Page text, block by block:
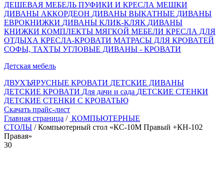
ДЕШЕВАЯ МЕБЕЛЬ ПУФИКИ И КРЕСЛА МЕШКИ
ДИВАНЫ АККОРДЕОН ДИВАНЫ ВЫКАТНЫЕ ДИВАНЫ
ЕВРОКНИЖКИ ДИВАНЫ КЛИК-КЛЯК ДИВАНЫ
КНИЖКИ КОМПЛЕКТЫ МЯГКОЙ МЕБЕЛИ КРЕСЛА ДЛЯ
ОТДЫХА КРЕСЛА-КРОВАТИ МАТРАСЫ ДЛЯ КРОВАТЕЙ
СОФЫ, ТАХТЫ УГЛОВЫЕ ДИВАНЫ - КРОВАТИ
Детская мебель
ДВУХЪЯРУСНЫЕ КРОВАТИ ДЕТСКИЕ ДИВАНЫ
ДЕТСКИЕ КРОВАТИ Для дачи и сада ДЕТСКИЕ СТЕНКИ
ДЕТСКИЕ СТЕНКИ С КРОВАТЬЮ
Скачать прайс-лист
Главная страница / КОМПЬЮТЕРНЫЕ
СТОЛЫ / Компьютерный стол «КС-10М Правый +КН-102
Правая»
30